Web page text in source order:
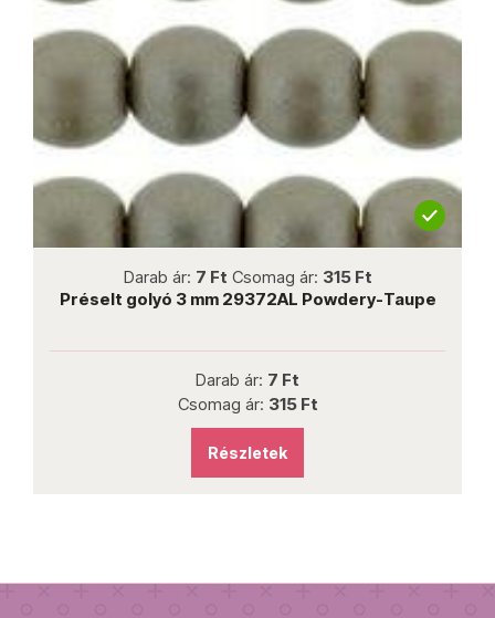
Darab ár: 7 Ft Csomag ár: 315 Ft
Préselt golyó 3 mm 29372AL Powdery-Taupe
Darab ár: 7 Ft
Csomag ár: 315 Ft
Részletek